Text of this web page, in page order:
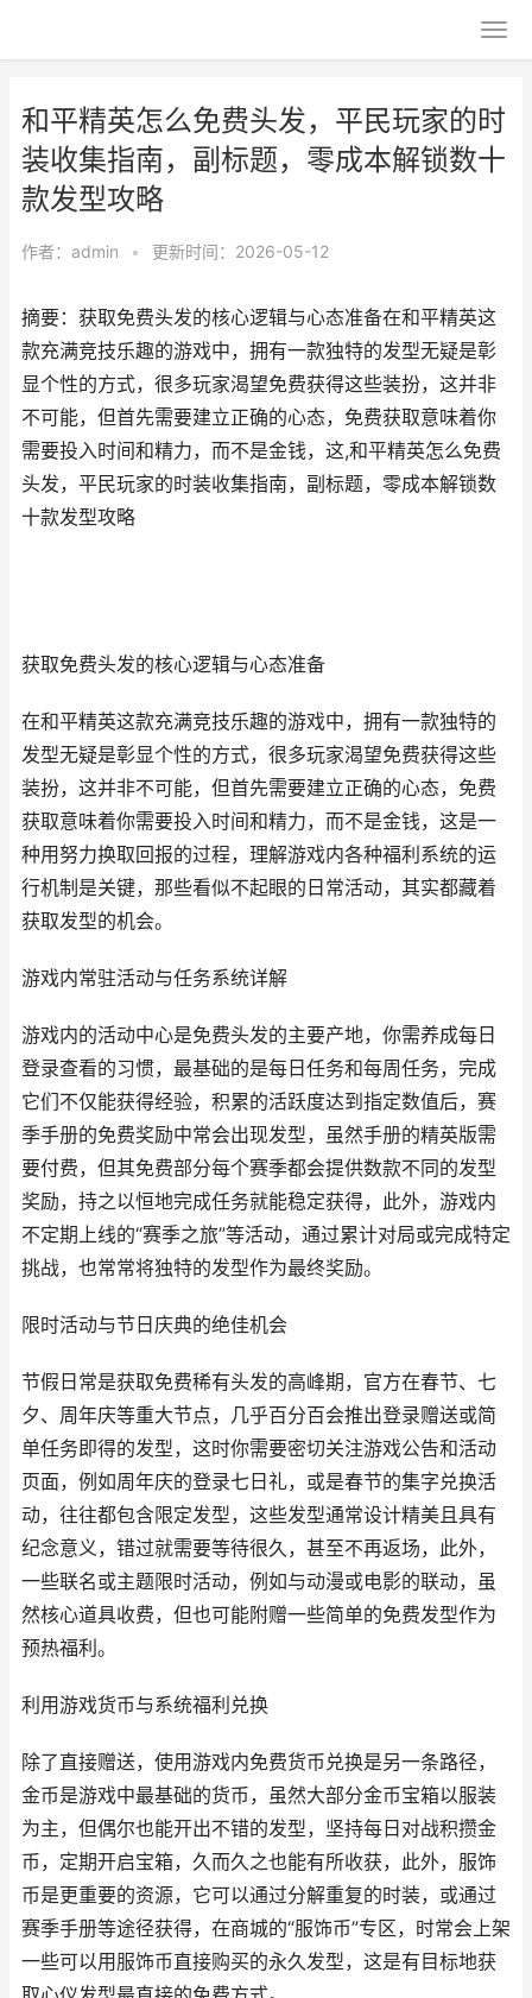
和平精英怎么免费头发，平民玩家的时
装收集指南，副标题，零成本解锁数十
款发型攻略
作者： admin • 更新时间：2026-05-12
摘要：获取免费头发的核心逻辑与心态准备在和平精英这
款充满竞技乐趣的游戏中，拥有一款独特的发型无疑是彰
显个性的方式，很多玩家渴望免费获得这些装扮，这并非
不可能，但首先需要建立正确的心态，免费获取意味着你
需要投入时间和精力，而不是金钱，这,和平精英怎么免费
头发，平民玩家的时装收集指南，副标题，零成本解锁数
十款发型攻略
获取免费头发的核心逻辑与心态准备
在和平精英这款充满竞技乐趣的游戏中，拥有一款独特的
发型无疑是彰显个性的方式，很多玩家渴望免费获得这些
装扮，这并非不可能，但首先需要建立正确的心态，免费
获取意味着你需要投入时间和精力，而不是金钱，这是一
种用努力换取回报的过程，理解游戏内各种福利系统的运
行机制是关键，那些看似不起眼的日常活动，其实都藏着
获取发型的机会。
游戏内常驻活动与任务系统详解
游戏内的活动中心是免费头发的主要产地，你需养成每日
登录查看的习惯，最基础的是每日任务和每周任务，完成
它们不仅能获得经验，积累的活跃度达到指定数值后，赛
季手册的免费奖励中常会出现发型，虽然手册的精英版需
要付费，但其免费部分每个赛季都会提供数款不同的发型
奖励，持之以恒地完成任务就能稳定获得，此外，游戏内
不定期上线的“赛季之旅”等活动，通过累计对局或完成特定
挑战，也常常将独特的发型作为最终奖励。
限时活动与节日庆典的绝佳机会
节假日常是获取免费稀有头发的高峰期，官方在春节、七
夕、周年庆等重大节点，几乎百分百会推出登录赠送或简
单任务即得的发型，这时你需要密切关注游戏公告和活动
页面，例如周年庆的登录七日礼，或是春节的集字兑换活
动，往往都包含限定发型，这些发型通常设计精美且具有
纪念意义，错过就需要等待很久，甚至不再返场，此外，
一些联名或主题限时活动，例如与动漫或电影的联动，虽
然核心道具收费，但也可能附赠一些简单的免费发型作为
预热福利。
利用游戏货币与系统福利兑换
除了直接赠送，使用游戏内免费货币兑换是另一条路径，
金币是游戏中最基础的货币，虽然大部分金币宝箱以服装
为主，但偶尔也能开出不错的发型，坚持每日对战积攒金
币，定期开启宝箱，久而久之也能有所收获，此外，服饰
币是更重要的资源，它可以通过分解重复的时装，或通过
赛季手册等途径获得，在商城的“服饰币”专区，时常会上架
一些可以用服饰币直接购买的永久发型，这是有目标地获